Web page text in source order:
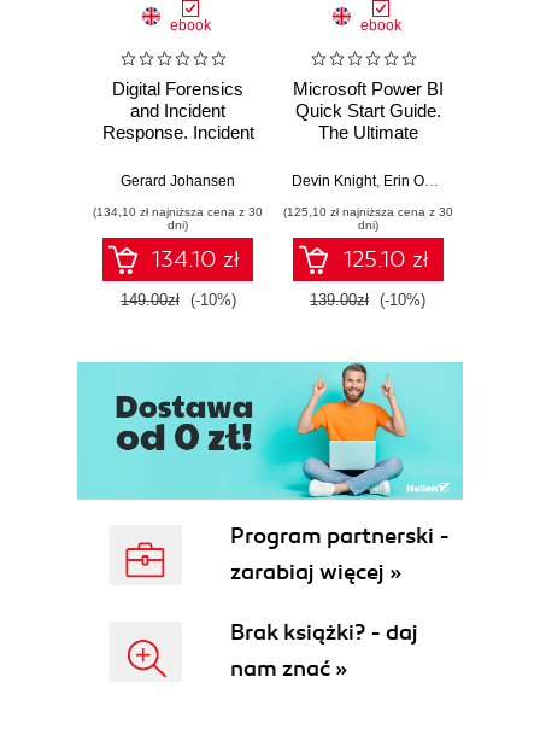
ebook
Digital Forensics
and Incident
Response. Incident
and techniques for
threat response -
Fourth Edition
Gerard Johansen
(134,10 zł najniższa cena z 30
dni)
134.10 zł
149.00zł (-10%)
ebook
Microsoft Power BI
Quick Start Guide.
The Ultimate
to Power BI, Data
Tools, and
Microsoft Fabric -
Fourth Edition
Devin Knight, Erin Ostrowsky
(125,10 zł najniższa cena z 30
dni)
125.10 zł
139.00zł (-10%)
Program partnerski -
zarabiaj więcej »
Brak książki? - daj
nam znać »